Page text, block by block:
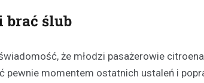
brać ślub
że młodzi pasażerowie
pewnie momentem ostatnich ustaleń i